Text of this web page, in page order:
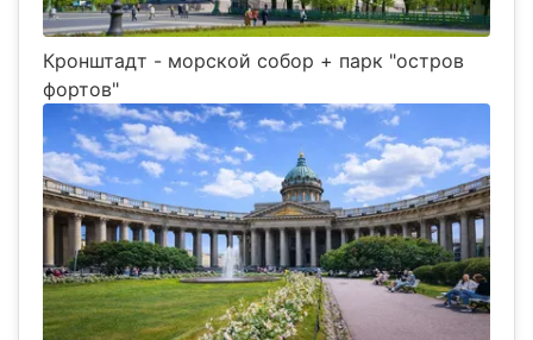
Кронштадт - морской собор + парк "остров
фортов"